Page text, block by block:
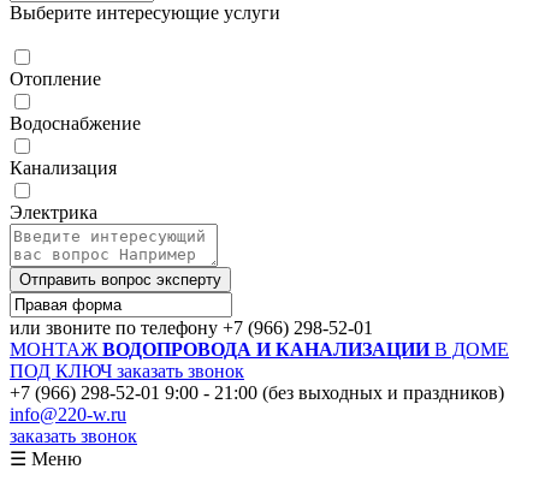
Выберите интересующие услуги
Отопление
Водоснабжение
Канализация
Электрика
Отправить вопрос эксперту
или звоните по телефону +7 (966) 298-52-01
МОНТАЖ ВОДОПРОВОДА И КАНАЛИЗАЦИИВ ДОМЕ
ПОД КЛЮЧ заказать звонок
+7 (966) 298-52-01 9:00 - 21:00 (без выходных и праздников)
info@220-w.ru
заказать звонок
☰ Меню